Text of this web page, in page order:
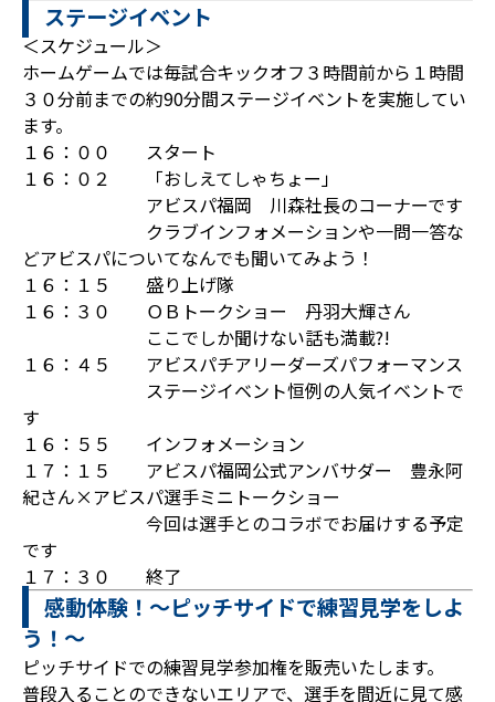
ステージイベント
＜スケジュール＞
ホームゲームでは毎試合キックオフ３時間前から１時間
３０分前までの約90分間ステージイベントを実施してい
ます。
１６：００ スタート
１６：０２ 「おしえてしゃちょー」
アビスパ福岡 川森社長のコーナーです
クラブインフォメーションや一問一答な
どアビスパについてなんでも聞いてみよう！
１６：１５ 盛り上げ隊
１６：３０ ＯＢトークショー 丹羽大輝さん
ここでしか聞けない話も満載?!
１６：４５ アビスパチアリーダーズパフォーマンス
ステージイベント恒例の人気イベントで
す
１６：５５ インフォメーション
１７：１５ アビスパ福岡公式アンバサダー 豊永阿
紀さん×アビスパ選手ミニトークショー
今回は選手とのコラボでお届けする予定
です
１７：３０ 終了
感動体験！～ピッチサイドで練習見学をしよ
う！～
ピッチサイドでの練習見学参加権を販売いたします。
普段入ることのできないエリアで、選手を間近に見て感